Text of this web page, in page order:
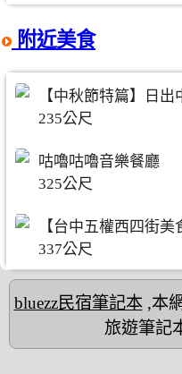
附近美食
【中秋節特篇】日
235公尺
咕嚕咕嚕音樂餐廳
325公尺
【台中五權西四街
337公尺
bluezz民宿筆記本,本
旅遊筆記